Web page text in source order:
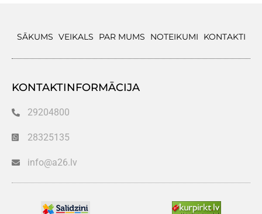
SĀKUMS VEIKALS PAR MUMS NOTEIKUMI KONTAKTI
KONTAKTINFORMĀCIJA
29204800
28325135
info@a26.lv